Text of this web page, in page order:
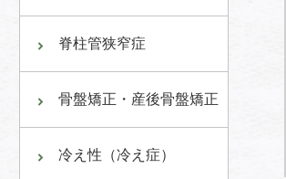
脊柱管狭窄症
骨盤矯正・産後骨盤矯正
冷え性（冷え症）